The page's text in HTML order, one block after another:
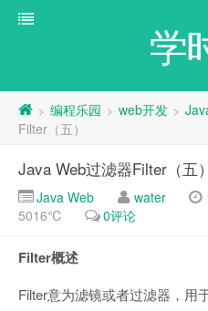
学
> 编程乐园 > web开发 >
Filter（五）
Java Web过滤器Filter（五）
Java Web water
5016℃
0评论
Filter概述
Filter意为滤镜或者过滤器，用